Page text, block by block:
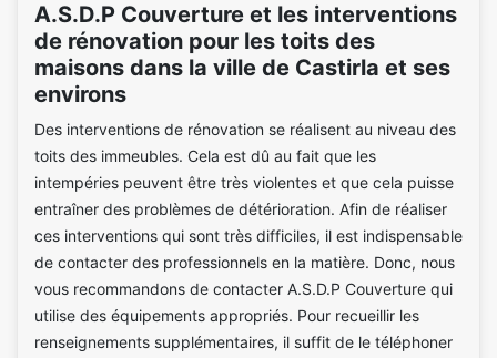
A.S.D.P Couverture et les interventions
de rénovation pour les toits des
maisons dans la ville de Castirla et ses
environs
Des interventions de rénovation se réalisent au niveau des
toits des immeubles. Cela est dû au fait que les
intempéries peuvent être très violentes et que cela puisse
entraîner des problèmes de détérioration. Afin de réaliser
ces interventions qui sont très difficiles, il est indispensable
de contacter des professionnels en la matière. Donc, nous
vous recommandons de contacter A.S.D.P Couverture qui
utilise des équipements appropriés. Pour recueillir les
renseignements supplémentaires, il suffit de le téléphoner